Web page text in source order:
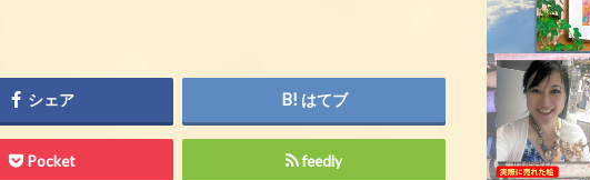
シェア はてブ
Pocket feedly